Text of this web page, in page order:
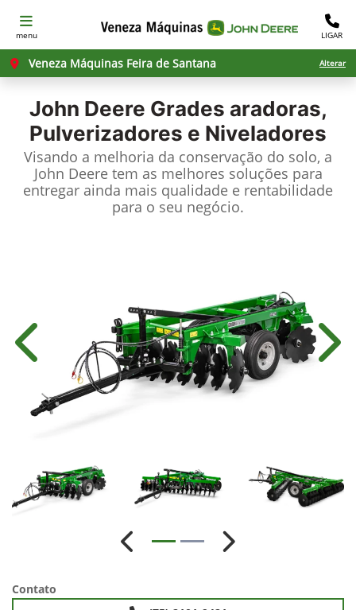
menu LIGAR
Veneza Máquinas Feira de Santana Alterar
John Deere Grades aradoras,
Pulverizadores e Niveladores
Visando a melhoria da conservação do solo, a
John Deere tem as melhores soluções para
entregar ainda mais qualidade e rentabilidade
para o seu negócio.
Anterior
Anterior Próximo
Contato